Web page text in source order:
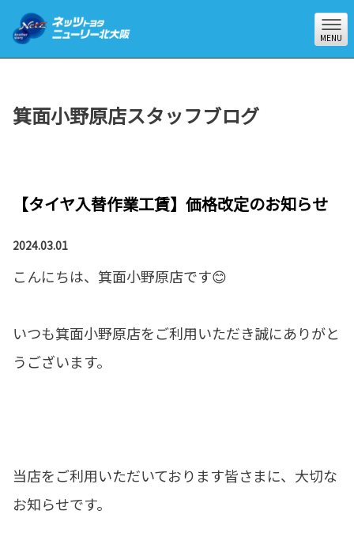
MENU
箕面小野原店スタッフブログ
【タイヤ入替作業工賃】価格改定のお知らせ
2024.03.01
こんにちは、箕面小野原店です😊
いつも箕面小野原店をご利用いただき誠にありがと
うございます。
当店をご利用いただいております皆さまに、大切な
お知らせです。